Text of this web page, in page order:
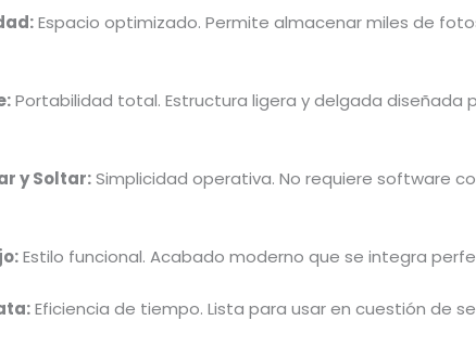
Espacio optimizado. Permite almacenar miles de
Portabilidad total. Estructura ligera y delgada
y Soltar:Simplicidad operativa. No requiere software
Estilo funcional. Acabado moderno que se integra
Eficiencia de tiempo. Lista para usar en cuestión de